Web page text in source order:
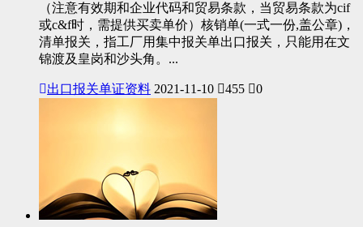
（注意有效期和企业代码和贸易条款，当贸易条款为cif
或c&f时，需提供买卖单价）核销单(一式一份,盖公章)，
清单报关，指工厂用集中报关单出口报关，只能用在文
锦渡及皇岗和沙头角。...
出口报关单证资料 2021-11-10 455 0